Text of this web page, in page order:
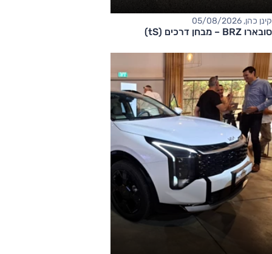
קינן כהן, 05/08/2026
סובארו BRZ – מבחן דרכים (tS)